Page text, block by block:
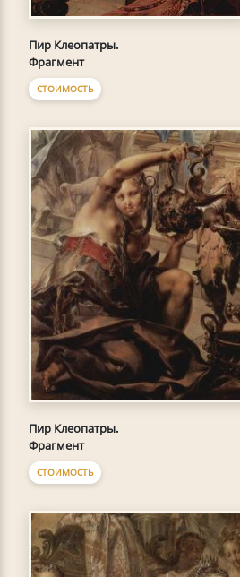
Пир Клеопатры.
Фрагмент
СТОИМОСТЬ
Пир Клеопатры.
Фрагмент
СТОИМОСТЬ